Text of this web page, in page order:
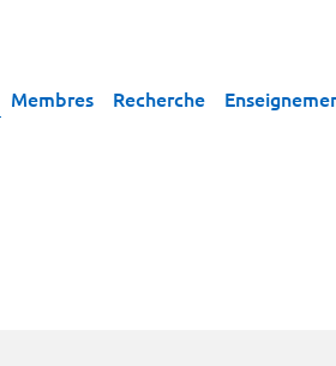
Membres Recherche